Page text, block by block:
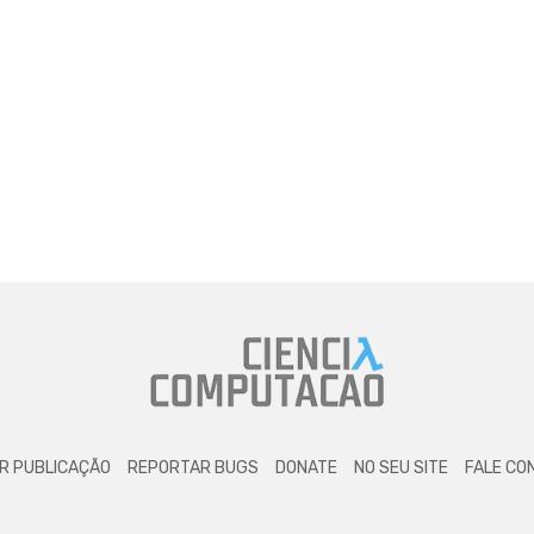
PUBLICAÇÃO REPORTAR BUGS DONATE NO SEU SITE FALE